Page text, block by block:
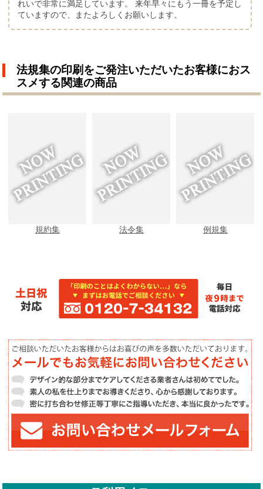
れいで非常に満足しています。 来年早々にもう一冊を予定し
ていますので、またよろしくお願いします。
法規集の印刷をご発注いただいたお客様におス
スメする関連の商品
規約集 法令集 例規集